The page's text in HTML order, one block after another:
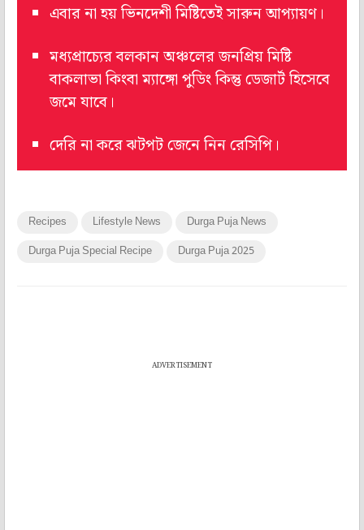
এবার না হয় ভিনদেশী মিষ্টিতেই সারুন আপ্যায়ণ।
মধ্যপ্রাচ্যের বলকান অঞ্চলের জনপ্রিয় মিষ্টি
বাকলাভা কিংবা ম্যাঙ্গো পুডিং কিন্তু ডেজার্ট হিসেবে
জমে যাবে।
দেরি না করে ঝটপট জেনে নিন রেসিপি।
Recipes Lifestyle News Durga Puja News
Durga Puja Special Recipe Durga Puja 2025
ADVERTISEMENT